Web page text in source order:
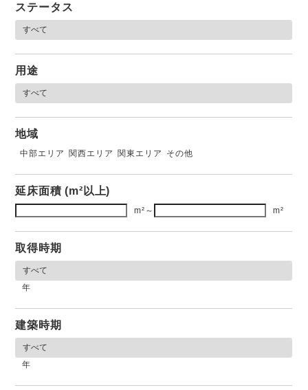
ステータス
用途
地域
中部エリア 関西エリア 関東エリア その他
延床面積 (m²以上)
m² ～ m²
取得時期
年
建築時期
年